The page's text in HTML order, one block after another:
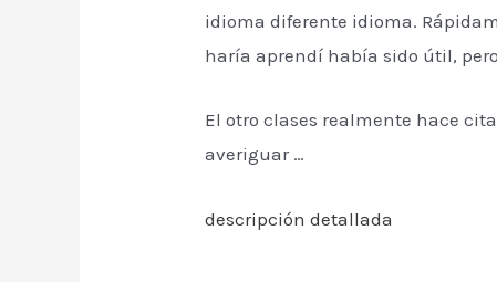
idioma diferente idioma.
haría aprendí había sido útil,
El otro clases realmente hace
averiguar …
descripción detallada